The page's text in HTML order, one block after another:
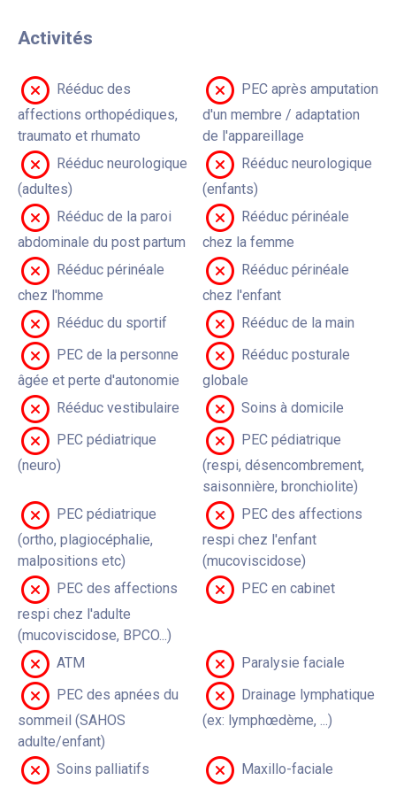
Activités
Rééduc des
affections orthopédiques,
traumato et rhumato
PEC après amputation
d'un membre / adaptation
de l'appareillage
Rééduc neurologique
(adultes)
Rééduc neurologique
(enfants)
Rééduc de la paroi
abdominale du post partum
Rééduc périnéale
chez la femme
Rééduc périnéale
chez l'homme
Rééduc périnéale
chez l'enfant
Rééduc du sportif
Rééduc de la main
PEC de la personne
âgée et perte d'autonomie
Rééduc posturale
globale
Rééduc vestibulaire
Soins à domicile
PEC pédiatrique
(neuro)
PEC pédiatrique
(respi, désencombrement,
saisonnière, bronchiolite)
PEC pédiatrique
(ortho, plagiocéphalie,
malpositions etc)
PEC des affections
respi chez l'enfant
(mucoviscidose)
PEC des affections
respi chez l'adulte
(mucoviscidose, BPCO...)
PEC en cabinet
ATM
Paralysie faciale
PEC des apnées du
sommeil (SAHOS
adulte/enfant)
Drainage lymphatique
(ex: lymphœdème, ...)
Soins palliatifs
Maxillo-faciale